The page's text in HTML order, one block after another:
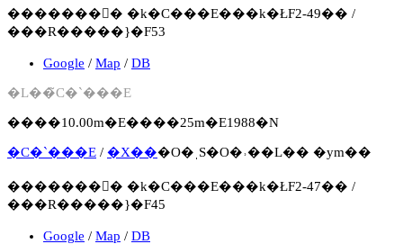
�������񍐏� �k�C���E���k�ŁF2-49�� /
���R�����}�F53
Google / Map / DB
�L��̃C�`���E
����10.00m�E����25m�E1988�N
�C�`���E / �X���O�ˌS�O�˒��L�� �уm��
�������񍐏� �k�C���E���k�ŁF2-47�� /
���R�����}�F45
Google / Map / DB